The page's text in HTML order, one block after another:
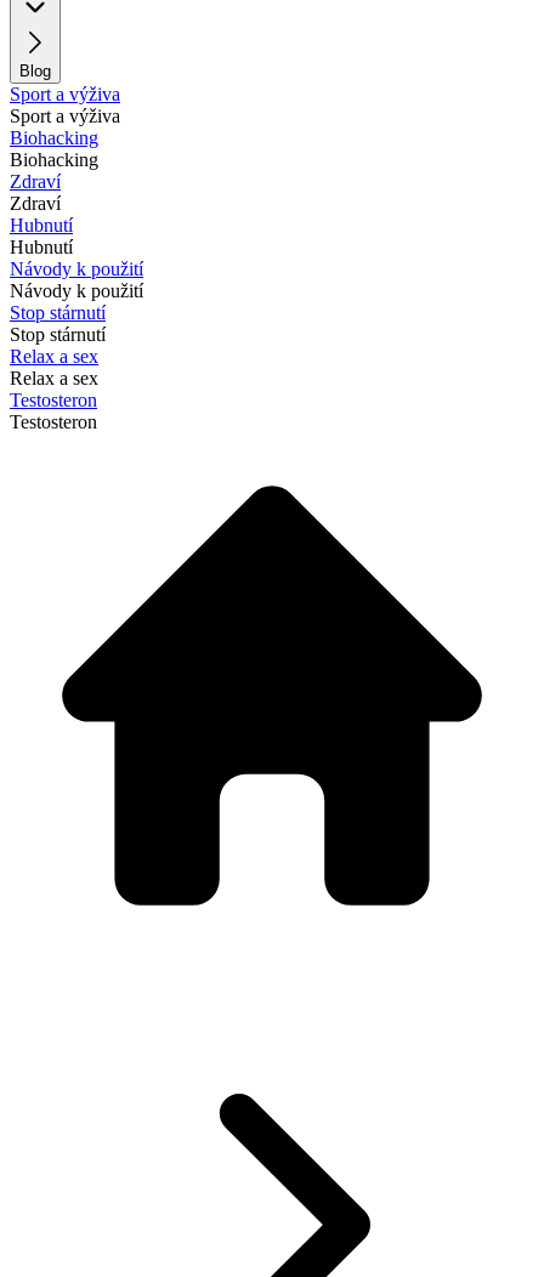
Blog
Sport a výživa
Sport a výživa
Biohacking
Biohacking
Zdraví
Zdraví
Hubnutí
Hubnutí
Návody k použití
Návody k použití
Stop stárnutí
Stop stárnutí
Relax a sex
Relax a sex
Testosteron
Testosteron